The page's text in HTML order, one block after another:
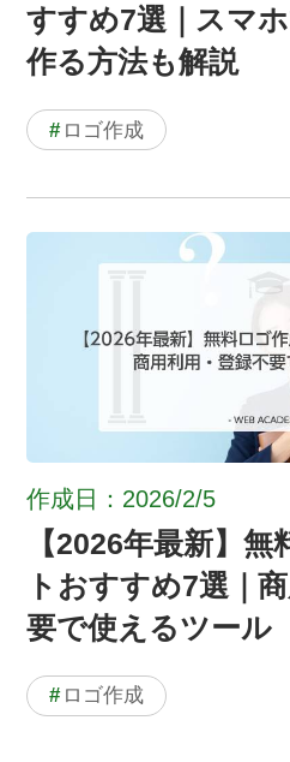
すすめ7選｜スマ
作る方法も解説
# ロゴ作成
作成日：2026/2/5
【2026年最新】
トおすすめ7選｜
要で使えるツール
# ロゴ作成